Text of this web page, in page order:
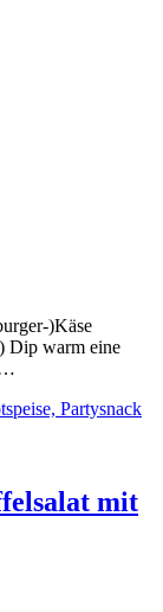
)Käse
Dip warm eine
Partysnack
mit